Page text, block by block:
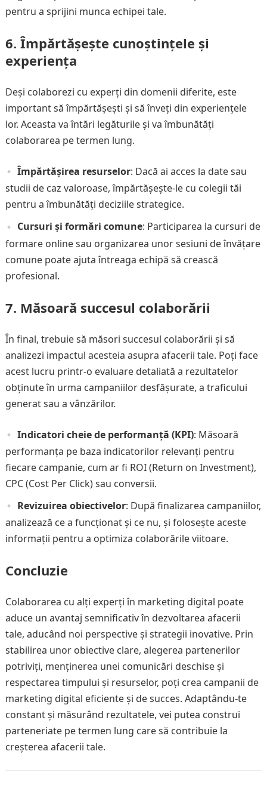
pentru a sprijini munca echipei tale.
6.Împărtășește cunoștințele și
experiența
Deși colaborezi cu experți din domenii diferite, este
important să împărtășești și să înveți din experiențele
lor. Aceasta va întări legăturile și va îmbunătăți
colaborarea pe termen lung.
Împărtășirea resurselor: Dacă ai acces la date sau
studii de caz valoroase, împărtășește-le cu colegii tăi
pentru a îmbunătăți deciziile strategice.
Cursuri și formări comune: Participarea la cursuri de
formare online sau organizarea unor sesiuni de învățare
comune poate ajuta întreaga echipă să crească
profesional.
7. Măsoară succesul colaborării
În final, trebuie să măsori succesul colaborării și să
analizezi impactul acesteia asupra afacerii tale. Poți face
acest lucru printr-o evaluare detaliată a rezultatelor
obținute în urma campaniilor desfășurate, a traficului
generat sau a vânzărilor.
Indicatori cheie de performanță (KPI): Măsoară
performanța pe baza indicatorilor relevanți pentru
fiecare campanie, cum ar fi ROI (Return on Investment),
CPC (Cost Per Click) sau conversii.
Revizuirea obiectivelor: După finalizarea campaniilor,
analizează ce a funcționat și ce nu, și folosește aceste
informații pentru a optimiza colaborările viitoare.
Concluzie
Colaborarea cu alți experți în marketing digital poate
aduce un avantaj semnificativ în dezvoltarea afacerii
tale, aducând noi perspective și strategii inovative. Prin
stabilirea unor obiective clare, alegerea partenerilor
potriviți, menținerea unei comunicări deschise și
respectarea timpului și resurselor, poți crea campanii de
marketing digital eficiente și de succes. Adaptându-te
constant și măsurând rezultatele, vei putea construi
parteneriate pe termen lung care să contribuie la
creșterea afacerii tale.